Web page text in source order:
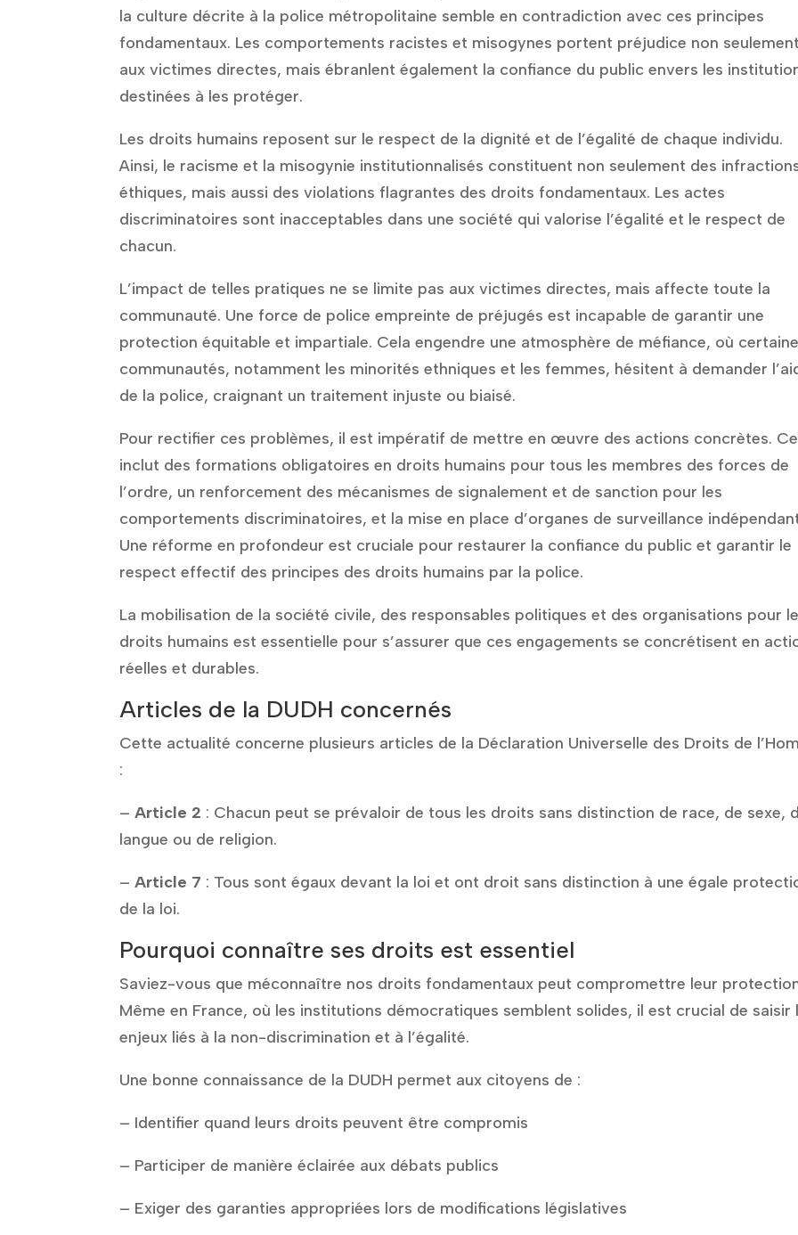
la culture décrite à la police métropolitaine semble en contradiction avec ces principes
fondamentaux. Les comportements racistes et misogynes portent préjudice non
aux victimes directes, mais ébranlent également la confiance du public envers les
destinées à les protéger.
Les droits humains reposent sur le respect de la dignité et de l’égalité de chaque individu.
Ainsi, le racisme et la misogynie institutionnalisés constituent non seulement des
éthiques, mais aussi des violations flagrantes des droits fondamentaux. Les actes
discriminatoires sont inacceptables dans une société qui valorise l’égalité et le respect de
chacun.
L’impact de telles pratiques ne se limite pas aux victimes directes, mais affecte toute la
communauté. Une force de police empreinte de préjugés est incapable de garantir une
protection équitable et impartiale. Cela engendre une atmosphère de méfiance, où
communautés, notamment les minorités ethniques et les femmes, hésitent à demander
de la police, craignant un traitement injuste ou biaisé.
Pour rectifier ces problèmes, il est impératif de mettre en œuvre des actions concrètes.
inclut des formations obligatoires en droits humains pour tous les membres des forces de
l’ordre, un renforcement des mécanismes de signalement et de sanction pour les
comportements discriminatoires, et la mise en place d’organes de surveillance
Une réforme en profondeur est cruciale pour restaurer la confiance du public et garantir le
respect effectif des principes des droits humains par la police.
La mobilisation de la société civile, des responsables politiques et des organisations pour
droits humains est essentielle pour s’assurer que ces engagements se concrétisent en
réelles et durables.
Articles de la DUDH concernés
Cette actualité concerne plusieurs articles de la Déclaration Universelle des Droits de
:
–Article 2 : Chacun peut se prévaloir de tous les droits sans distinction de race, de sexe,
langue ou de religion.
–Article 7 : Tous sont égaux devant la loi et ont droit sans distinction à une égale
de la loi.
Pourquoi connaître ses droits est essentiel
Saviez-vous que méconnaître nos droits fondamentaux peut compromettre leur
Même en France, où les institutions démocratiques semblent solides, il est crucial de saisir
enjeux liés à la non-discrimination et à l’égalité.
Une bonne connaissance de la DUDH permet aux citoyens de :
– Identifier quand leurs droits peuvent être compromis
– Participer de manière éclairée aux débats publics
– Exiger des garanties appropriées lors de modifications législatives